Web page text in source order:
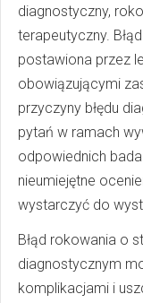
diagnostyczny,
terapeutyczny.
postawiona przez
obowiązującymi
przyczyny błędu
pytań w ramach
odpowiednich
nieumiejętne
wystarczyć do
Błąd rokowania o
diagnostycznym
komplikacjami i